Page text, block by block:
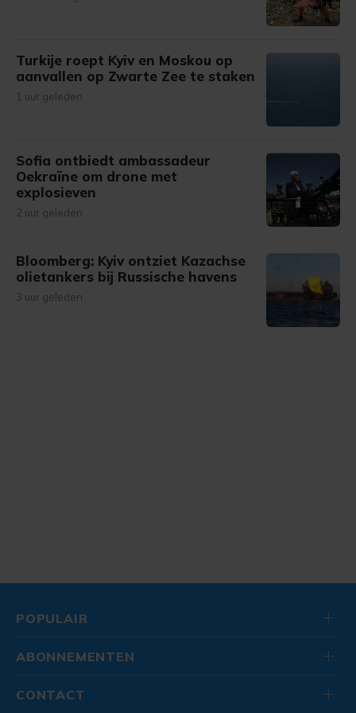
Turkije roept Kyiv en Moskou op
aanvallen op Zwarte Zee te staken
1 uur geleden
Sofia ontbiedt ambassadeur
Oekraïne om drone met
explosieven
2 uur geleden
Bloomberg: Kyiv ontziet Kazachse
olietankers bij Russische havens
3 uur geleden
POPULAIR
ABONNEMENTEN
CONTACT